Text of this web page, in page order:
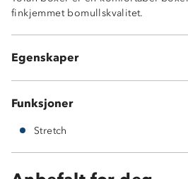
finkjemmet bomullskvalitet.
Egenskaper
5% spandex
Funksjoner
Stretch